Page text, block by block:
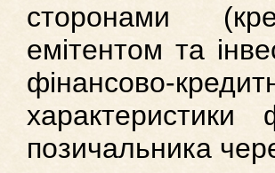
сторонами
емітентом та
фінансово-
характеристики
позичальника